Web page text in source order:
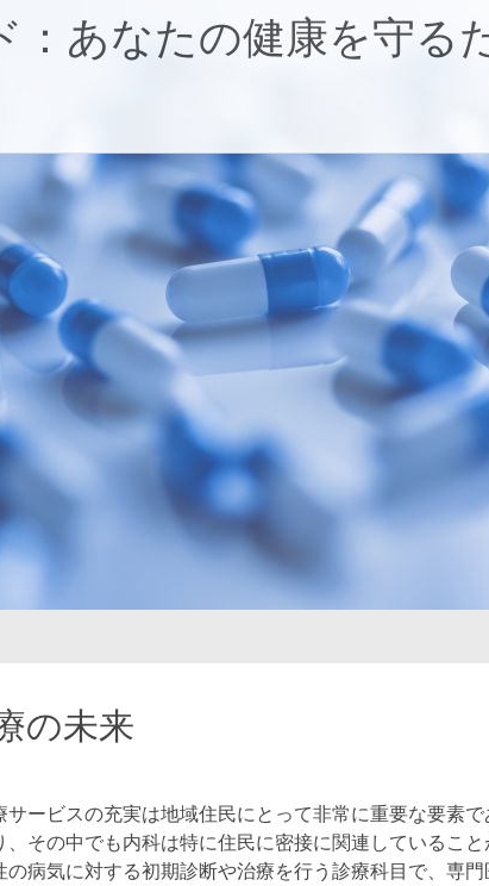
：あなたの健康を守る
の未来
ービスの充実は地域住民にとって非常に重要な要素で
その中でも内科は特に住民に密接に関連していること
病気に対する初期診断や治療を行う診療科目で、専門